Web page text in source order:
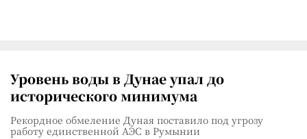
Уровень воды в Дунае упал до
исторического минимума
Рекордное обмеление Дуная поставило под угрозу
работу единственной АЭС в Румынии